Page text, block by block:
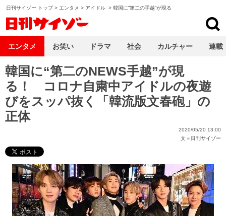
日刊サイゾー トップ> エンタメ > アイドル > 韓国に“第二の手越”が現る
韓国に“第二のNEWS手越”が現
る！ コロナ自粛中アイドルの夜遊
びをスッパ抜く「韓流版文春砲」の
正体
2020/05/20 13:00
文＝ 日刊サイゾー
エンタメ お笑い ドラマ 社会 カルチャー 連載